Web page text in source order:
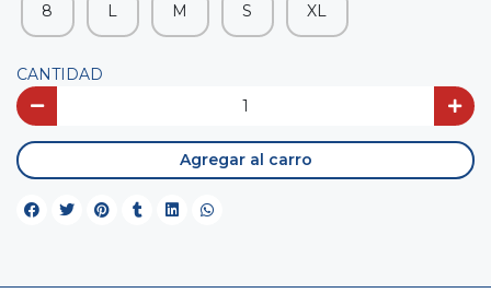
8 L M S XL
CANTIDAD
Agregar al carro